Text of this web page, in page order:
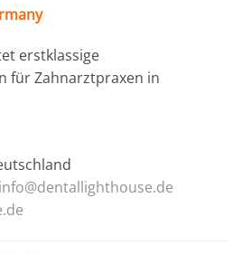
erstklassige
für Zahnarztpraxen in
info@dentallighthouse.de